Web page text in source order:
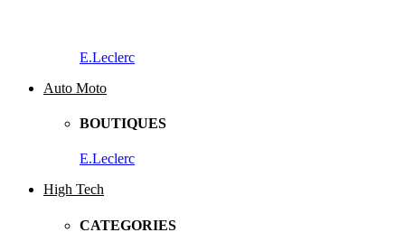
E.Leclerc
Auto Moto
BOUTIQUES
E.Leclerc
High Tech
CATEGORIES